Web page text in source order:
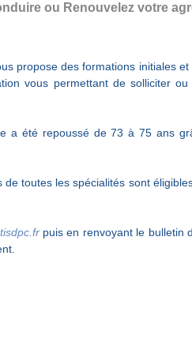
ou Renouvelez votre
propose des formations initiales
vous permettant de solliciter
a été repoussé de 73 à 75 ans
de toutes les spécialités sont
puis en renvoyant le bulletin